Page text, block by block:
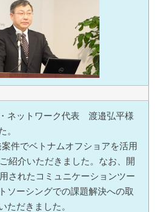
ネットワーク代表 渡邉弘平様
。
件でベトナムオフショアを活用
紹介いただきました。なお、開
されたコミュニケーションツー
ソーシングでの課題解決への取
ただきました。